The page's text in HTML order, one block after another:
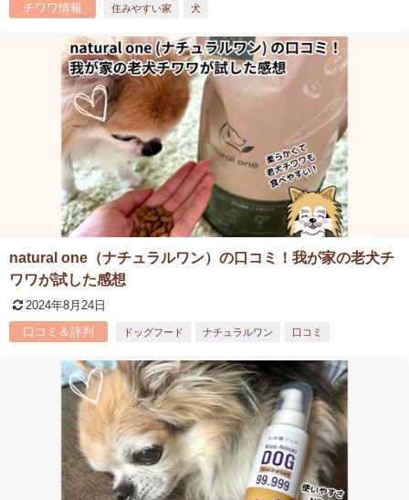
チワワ情報 住みやすい家 犬
natural one（ナチュラルワン）の口コミ！我が家の老犬チ
ワワが試した感想
2024年8月24日
口コミ＆評判 ドッグフード ナチュラルワン 口コミ